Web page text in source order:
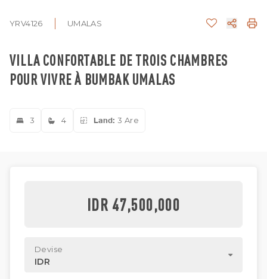
YRV4126 UMALAS
VILLA CONFORTABLE DE TROIS CHAMBRES
POUR VIVRE À BUMBAK UMALAS
3 4 Land: 3 Are
IDR 47,500,000
Devise
IDR